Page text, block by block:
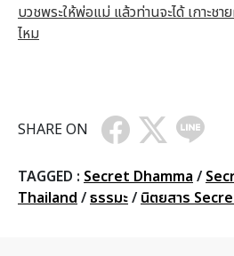
บวชพระให้พ่อแม่ แล้วท่านจะได้ เกาะช
ไหม
SHARE ON
TAGGED : Secret Dhamma /
Thailand /ธรรมะ/ นิตยสาร